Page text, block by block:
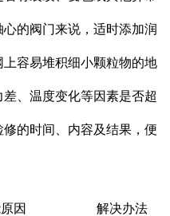
的阀门来说，适时添加润
容易堆积细小颗粒物的地
、温度变化等因素是否超
的时间、内容及结果，便
原因 解决办法